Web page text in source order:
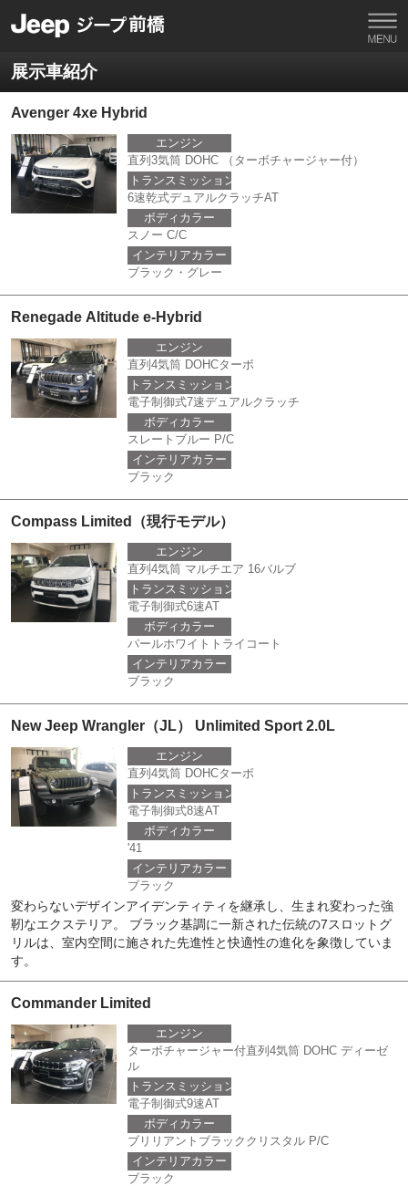
展示車紹介
Avenger 4xe Hybrid
エンジン
直列3気筒 DOHC （ターボチャージャー付）
トランスミッション
6速乾式デュアルクラッチAT
ボディカラー
スノー C/C
インテリアカラー
ブラック・グレー
Renegade Altitude e-Hybrid
エンジン
直列4気筒 DOHCターボ
トランスミッション
電子制御式7速デュアルクラッチ
ボディカラー
スレートブルー P/C
インテリアカラー
ブラック
Compass Limited（現行モデル）
エンジン
直列4気筒 マルチエア 16バルブ
トランスミッション
電子制御式6速AT
ボディカラー
パールホワイトトライコート
インテリアカラー
ブラック
New Jeep Wrangler（JL） Unlimited Sport 2.0L
エンジン
直列4気筒 DOHCターボ
トランスミッション
電子制御式8速AT
ボディカラー
'41
インテリアカラー
ブラック
変わらないデザインアイデンティティを継承し、生まれ変わった強
靭なエクステリア。 ブラック基調に一新された伝統の7スロットグ
リルは、室内空間に施された先進性と快適性の進化を象徴していま
す。
Commander Limited
エンジン
ターボチャージャー付直列4気筒 DOHC ディーゼ
ル
トランスミッション
電子制御式9速AT
ボディカラー
ブリリアントブラッククリスタル P/C
インテリアカラー
ブラック